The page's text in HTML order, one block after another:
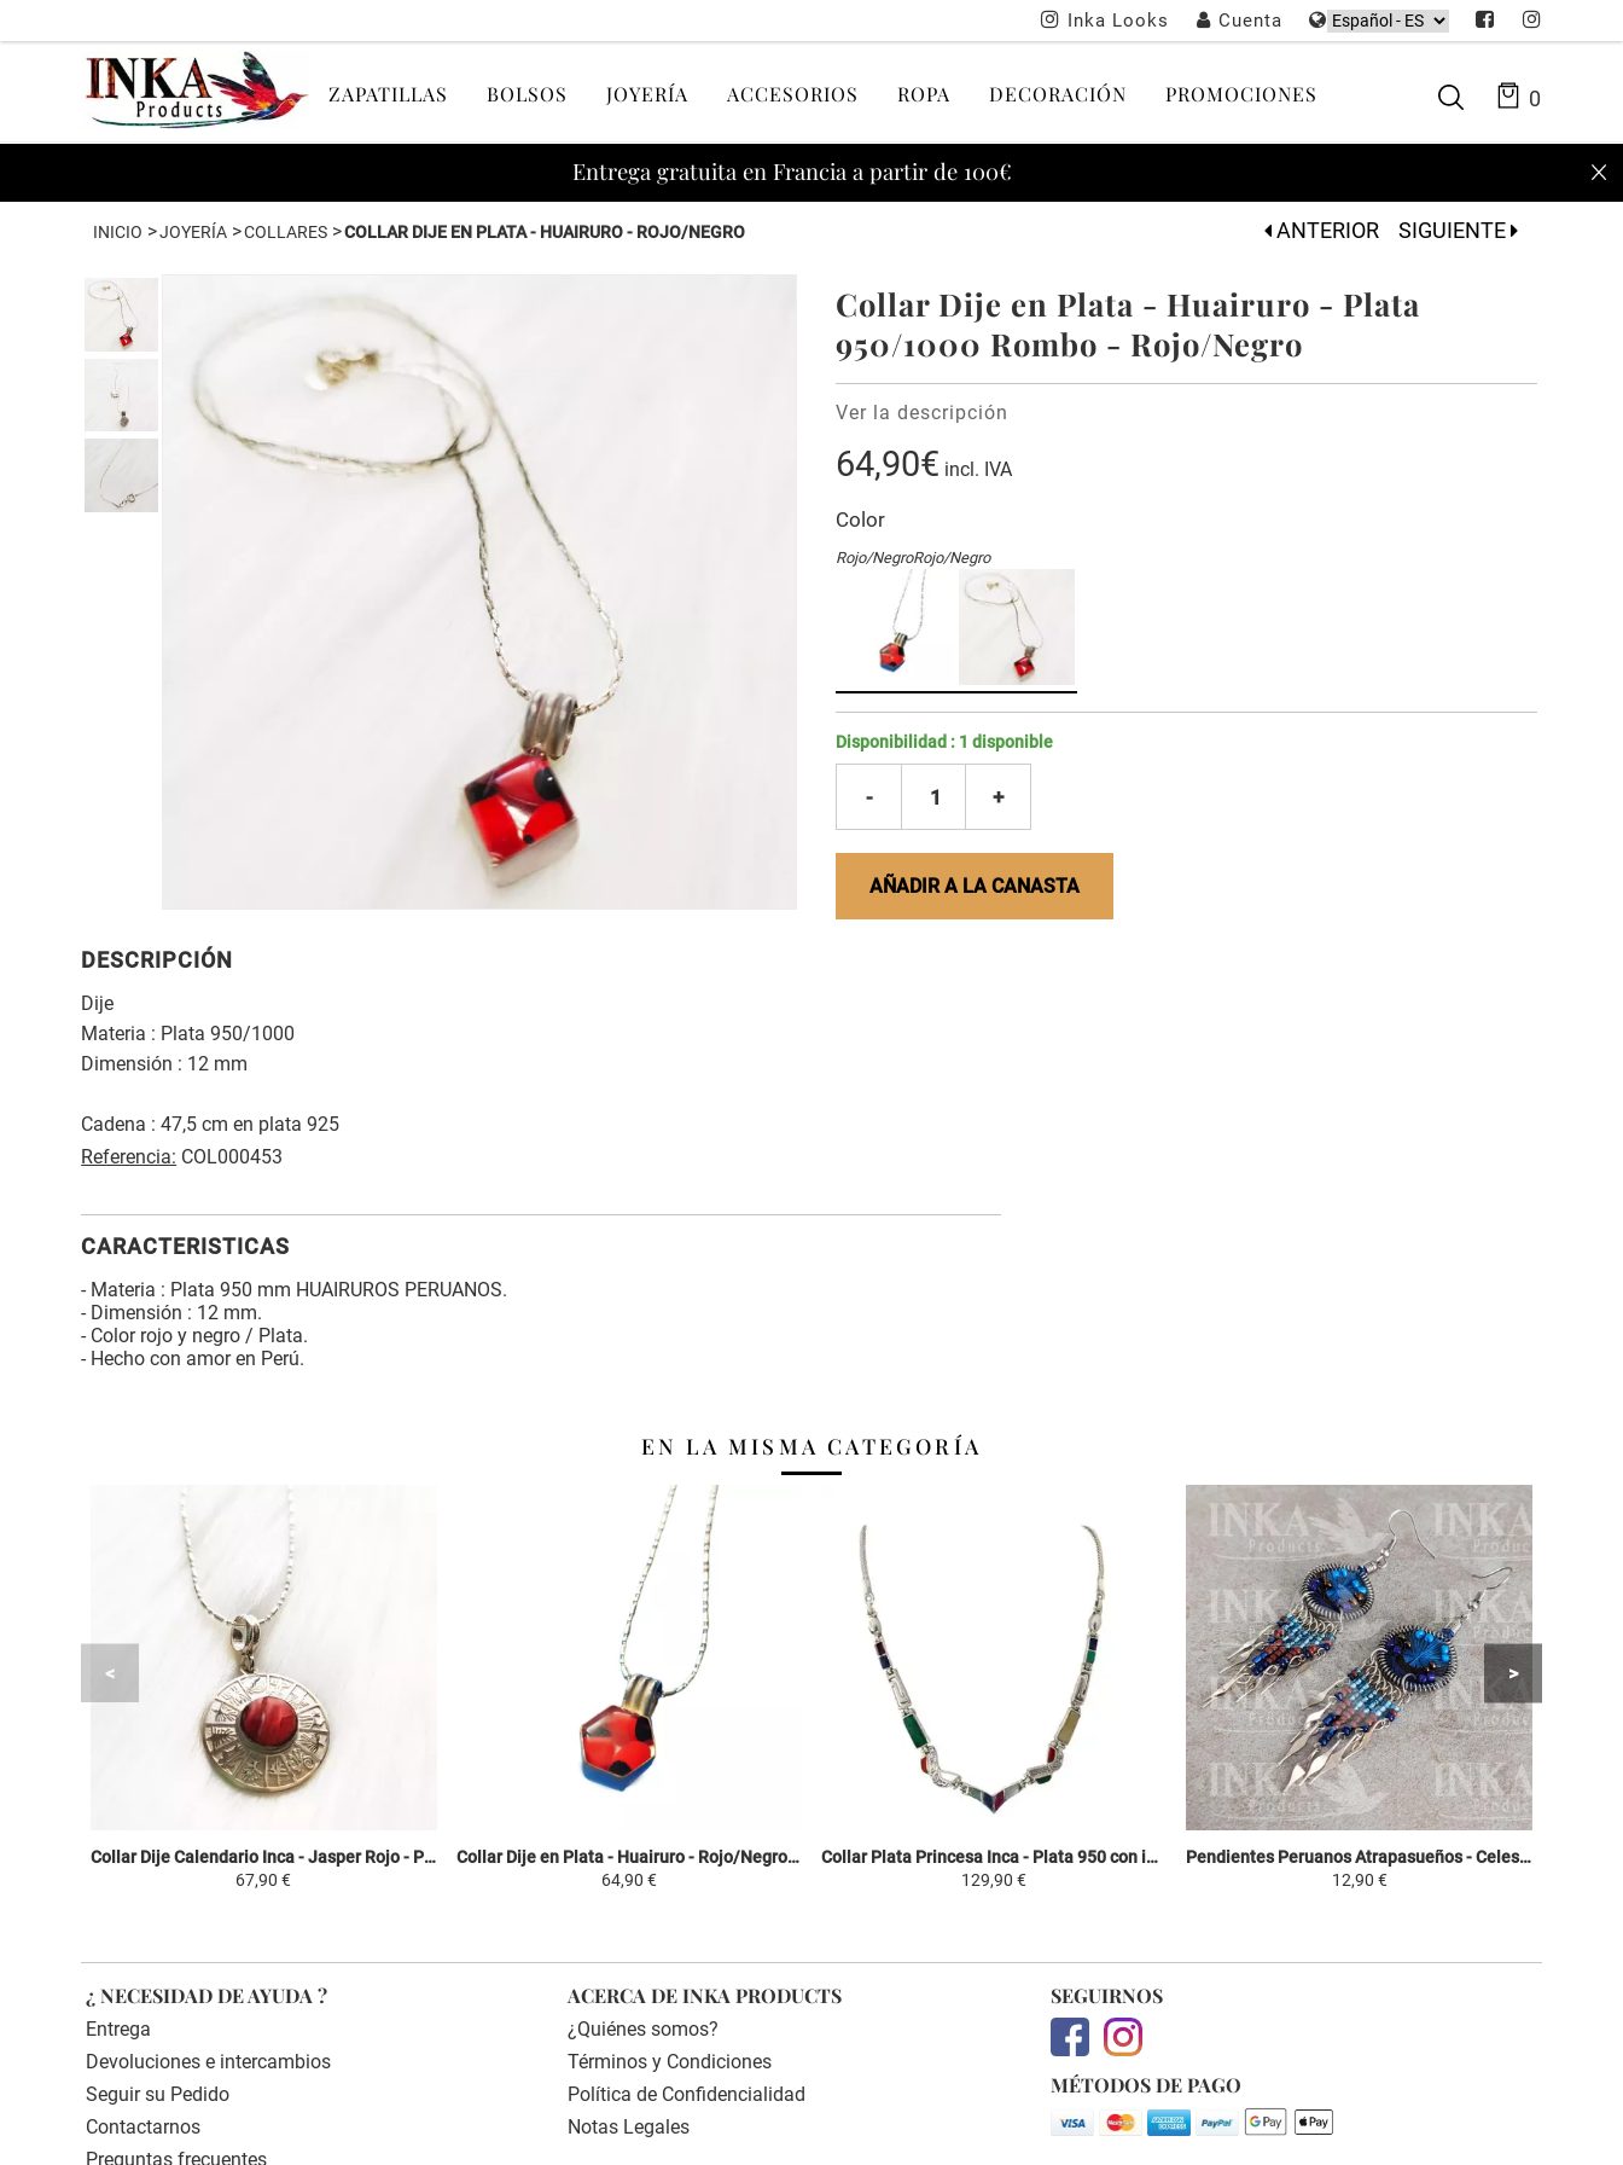
Inka Looks Cuenta
ZAPATILLAS BOLSOS JOYERÍA ACCESORIOS ROPA DECORACIÓN PROMOCIONES 0
Entrega gratuita en Francia a partir de 100€
INICIO >JOYERÍA >COLLARES >COLLAR DIJE EN PLATA - HUAIRURO - ROJO/NEGRO ANTERIOR SIGUIENTE
Collar Dije en Plata - Huairuro - Plata
950/1000 Rombo - Rojo/Negro
Ver la descripción
64,90€ incl. IVA
Color
Rojo/NegroRojo/Negro
Disponibilidad : 1 disponible
- 1 +
AÑADIR A LA CANASTA
DESCRIPCIÓN
Dije
Materia : Plata 950/1000
Dimensión : 12 mm
Cadena : 47,5 cm en plata 925
Referencia: COL000453
CARACTERISTICAS
- Materia : Plata 950 mm HUAIRUROS PERUANOS.
- Dimensión : 12 mm.
- Color rojo y negro / Plata.
- Hecho con amor en Perú.
EN LA MISMA CATEGORÍA
Collar Dije Calendario Inca - Jasper Rojo - Plata 950 Piedras Naturales
67,90 €
Collar Dije en Plata - Huairuro - Rojo/Negro - Plata 950/1000 Hexágono
64,90 €
Collar Plata Princesa Inca - Plata 950 con incrustaciones de piedras semipreciosas.
129,90 €
Pendientes Peruanos Atrapasueños - Celeste, Marron y Violeta
12,90 €
¿ NECESIDAD DE AYUDA ?
Entrega
Devoluciones e intercambios
Seguir su Pedido
Contactarnos
Preguntas frecuentes
ACERCA DE INKA PRODUCTS
¿Quiénes somos?
Términos y Condiciones
Política de Confidencialidad
Notas Legales
SEGUIRNOS
MÉTODOS DE PAGO